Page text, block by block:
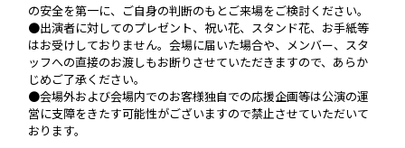
の安全を第一に、ご自身の判断のもとご来場をご検討ください。
●出演者に対してのプレゼント、祝い花、スタンド花、お手紙等
はお受けしておりません。会場に届いた場合や、メンバー、スタ
ッフへの直接のお渡しもお断りさせていただきますので、あらか
じめご了承ください。
●会場外および会場内でのお客様独自での応援企画等は公演の運
営に支障をきたす可能性がございますので禁止させていただいて
おります。